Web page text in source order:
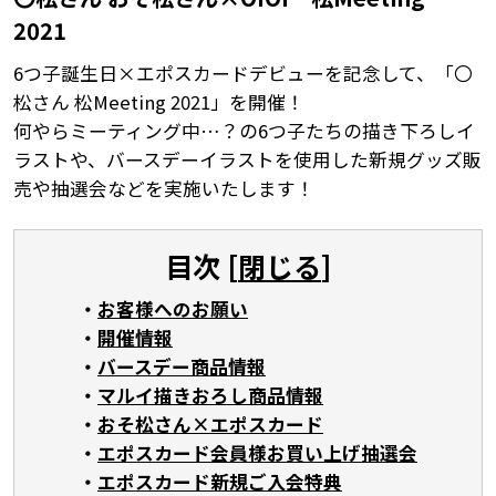
2021
6つ子誕生日×エポスカードデビューを記念して、「〇
松さん 松Meeting 2021」を開催！
何やらミーティング中…？の6つ子たちの描き下ろしイ
ラストや、バースデーイラストを使用した新規グッズ販
売や抽選会などを実施いたします！
目次 [閉じる]
お客様へのお願い
開催情報
バースデー商品情報
マルイ描きおろし商品情報
おそ松さん×エポスカード
エポスカード会員様お買い上げ抽選会
エポスカード新規ご入会特典